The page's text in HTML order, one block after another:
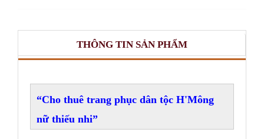
THÔNG TIN SẢN PHẨM
Cho thuê trang phục dân tộc H'Mông
nữ thiếu nhi